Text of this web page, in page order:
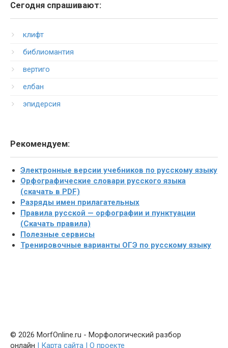
Сегодня спрашивают:
клифт
библиомантия
вертиго
елбан
эпидерсия
Рекомендуем:
Электронные версии учебников по русскому языку
Орфографические словари русского языка
(скачать в PDF)
Разряды имен прилагательных
Правила русской — орфографии и пунктуации
(Скачать правила)
Полезные сервисы
Тренировочные варианты ОГЭ по русскому языку
© 2026 MorfOnline.ru - Морфологический разбор
онлайн | Карта сайта | О проекте